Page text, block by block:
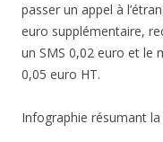
passer un appel à
euro supplémentaire,
un SMS 0,02 euro et le
0,05 euro HT.
Infographie résumant